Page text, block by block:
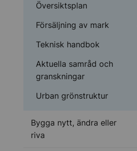
Översiktsplan
Försäljning av mark
Teknisk handbok
Aktuella samråd och
granskningar
Urban grönstruktur
Bygga nytt, ändra eller
riva